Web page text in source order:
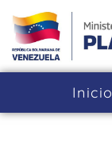
Inicio